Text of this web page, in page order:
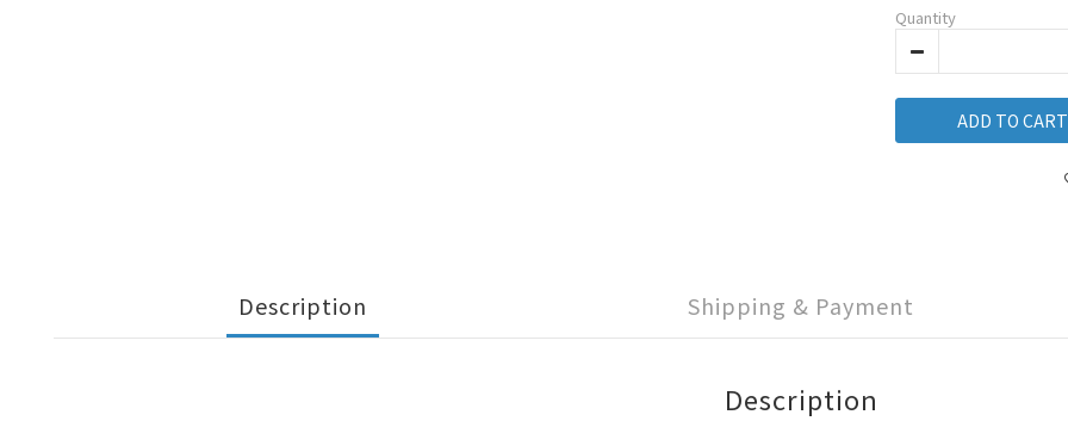
Quantity
ADD TO CART
Description Shipping & Payment
Description